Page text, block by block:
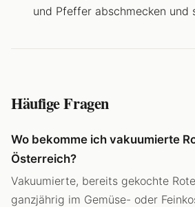
und Pfeffer abschmecken und
Häufige Fragen
Wo bekomme ich vakuumierte
Österreich?
Vakuumierte, bereits gekochte
ganzjährig im Gemüse- oder